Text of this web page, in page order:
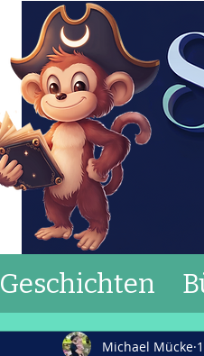
Geschichten
Michael Mücke